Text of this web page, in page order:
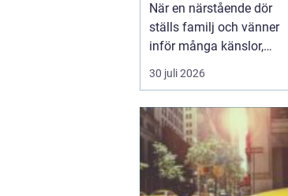
När en närstående dör
ställs familj och vänner
inför många känslor,
men också praktiska
beslut.
ceremoni i någon av
Håbo församlings kyrkor
eller ka...
30 juli 2026